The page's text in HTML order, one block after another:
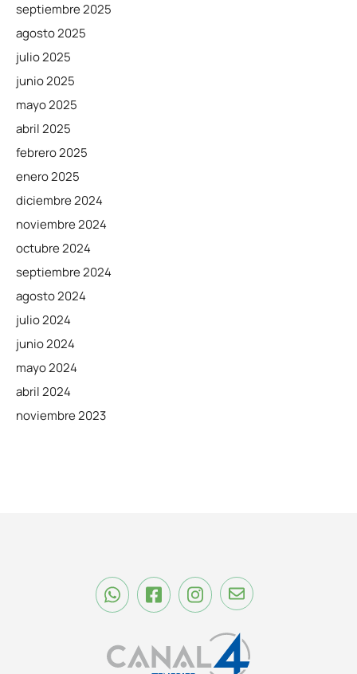
septiembre 2025
agosto 2025
julio 2025
junio 2025
mayo 2025
abril 2025
febrero 2025
enero 2025
diciembre 2024
noviembre 2024
octubre 2024
septiembre 2024
agosto 2024
julio 2024
junio 2024
mayo 2024
abril 2024
noviembre 2023